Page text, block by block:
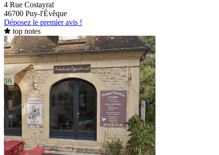
4 Rue Costayral
46700 Puy-l'Évêque
Déposez le premier avis !
top notes